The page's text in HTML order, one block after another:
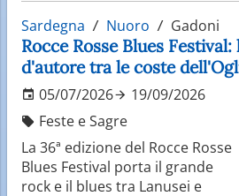
Sardegna Nuoro Gadoni
Rocce Rosse Blues
d'autore tra le coste
05/07/2026
19/09/2026
Feste e Sagre
La 36ª edizione del Rocce Rosse
Blues Festival porta il grande
rock e il blues tra Lanusei e